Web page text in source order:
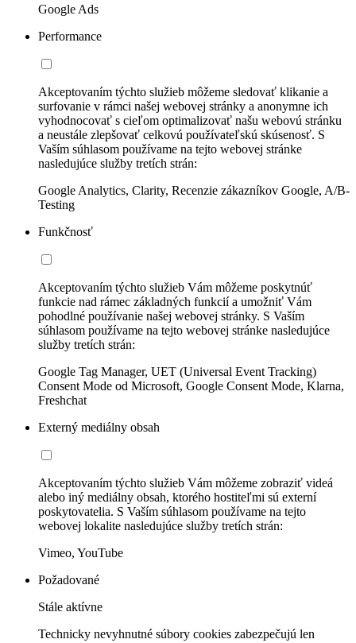
Google Ads
Performance
Akceptovaním týchto služieb môžeme sledovať klikanie a
surfovanie v rámci našej webovej stránky a anonymne ich
vyhodnocovať s cieľom optimalizovať našu webovú stránku
a neustále zlepšovať celkovú používateľskú skúsenosť. S
Vaším súhlasom používame na tejto webovej stránke
nasledujúce služby tretích strán:
Google Analytics, Clarity, Recenzie zákazníkov Google, A/B-
Testing
Funkčnosť
Akceptovaním týchto služieb Vám môžeme poskytnúť
funkcie nad rámec základných funkcií a umožniť Vám
pohodlné používanie našej webovej stránky. S Vaším
súhlasom používame na tejto webovej stránke nasledujúce
služby tretích strán:
Google Tag Manager, UET (Universal Event Tracking)
Consent Mode od Microsoft, Google Consent Mode, Klarna,
Freshchat
Externý mediálny obsah
Akceptovaním týchto služieb Vám môžeme zobraziť videá
alebo iný mediálny obsah, ktorého hostiteľmi sú externí
poskytovatelia. S Vaším súhlasom používame na tejto
webovej lokalite nasledujúce služby tretích strán:
Vimeo, YouTube
Požadované
Stále aktívne
Technicky nevyhnutné súbory cookies zabezpečujú len